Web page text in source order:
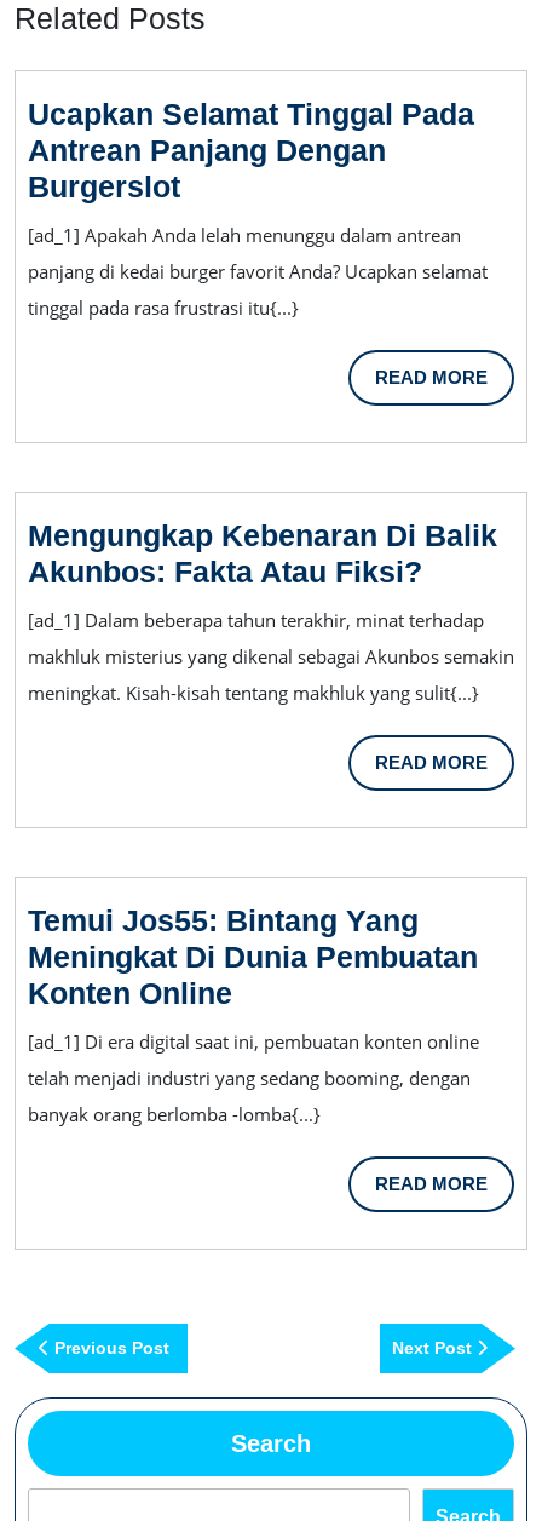
Related Posts
Ucapkan Selamat Tinggal Pada
Antrean Panjang Dengan
BurgerslotUcapkan
Selamat
Tinggal
Pada
Burgerslot
[ad_1] Apakah Anda lelah menunggu dalam antrean
panjang di kedai burger favorit Anda? Ucapkan selamat
tinggal pada rasa frustrasi itu{...}
READ MOREREAD
MORE
Mengungkap Kebenaran Di Balik
Akunbos: Fakta Atau Fiksi?
Balik
Fakta
Atau
Fiksi?
[ad_1] Dalam beberapa tahun terakhir, minat terhadap
makhluk misterius yang dikenal sebagai Akunbos semakin
meningkat. Kisah-kisah tentang makhluk yang sulit{...}
READ MOREREAD
MORE
Temui Jos55: Bintang Yang
Meningkat Di Dunia Pembuatan
Konten Online
Jos55:
Bintang
Yang
Pembuatan
[ad_1] Di era digital saat ini, pembuatan konten online
telah menjadi industri yang sedang booming, dengan
banyak orang berlomba -lomba{...}
READ MOREREAD
MORE
Post
navigation
Previous PostPrevious
Post
Next Post
Next
Post
Search